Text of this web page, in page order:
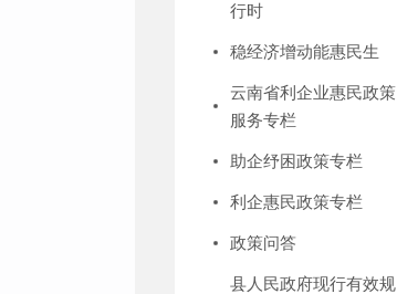
行时
稳经济增动能惠民生
云南省利企业惠民政策
服务专栏
助企纾困政策专栏
利企惠民政策专栏
政策问答
县人民政府现行有效规